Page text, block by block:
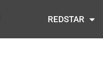
REDSTAR